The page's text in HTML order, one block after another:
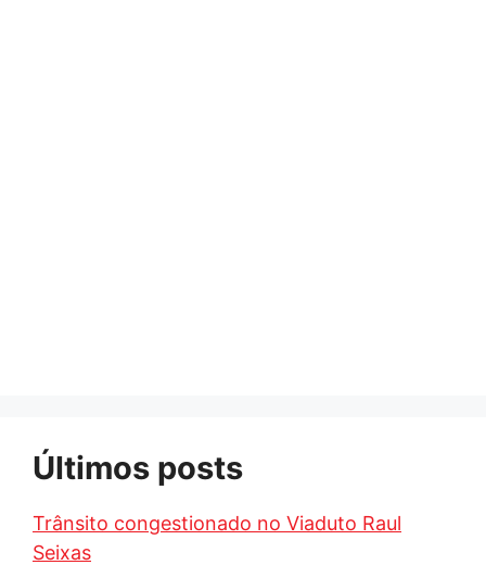
Últimos posts
Trânsito congestionado no Viaduto Raul
Seixas